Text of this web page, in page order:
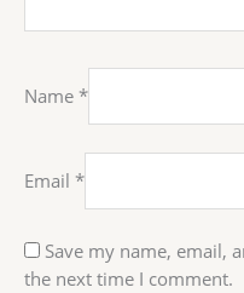
Name *
Email *
Save my name, email,
the next time I comment.